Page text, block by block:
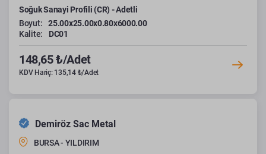
Soğuk Sanayi Profili (CR) - Adetli
Boyut:
25.00x25.00x0.80x6000.00
Kalite:
DC01
148,65 ₺/Adet
KDV Hariç: 135,14 ₺/Adet
Demiröz Sac Metal
BURSA - YILDIRIM